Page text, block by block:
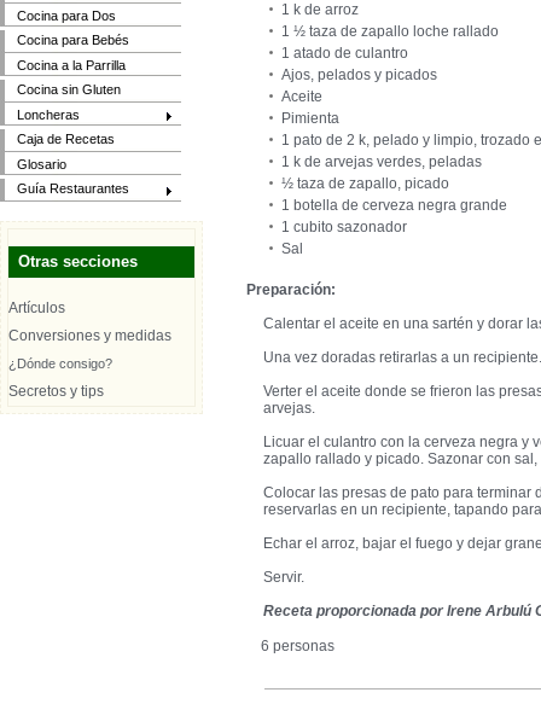
Cocina para Dos
Cocina para Bebés
Cocina a la Parrilla
Cocina sin Gluten
Loncheras
Caja de Recetas
Glosario
Guía Restaurantes
Otras secciones
Artículos
Conversiones y medidas
¿Dónde consigo?
Secretos y tips
1 k de arroz
1 ½ taza de zapallo loche rallado
1 atado de culantro
Ajos, pelados y picados
Aceite
Pimienta
1 pato de 2 k, pelado y limpio, trozado
1 k de arvejas verdes, peladas
½ taza de zapallo, picado
1 botella de cerveza negra grande
1 cubito sazonador
Sal
Preparación:
Calentar el aceite en una sartén y dorar
Una vez doradas retirarlas a un recipiente.
Verter el aceite donde se frieron las
arvejas.
Licuar el culantro con la cerveza negra y
zapallo rallado y picado. Sazonar con
Colocar las presas de pato para terminar
reservarlas en un recipiente, tapando
Echar el arroz, bajar el fuego y dejar
Servir.
Receta proporcionada por Irene Arbulú
6 personas